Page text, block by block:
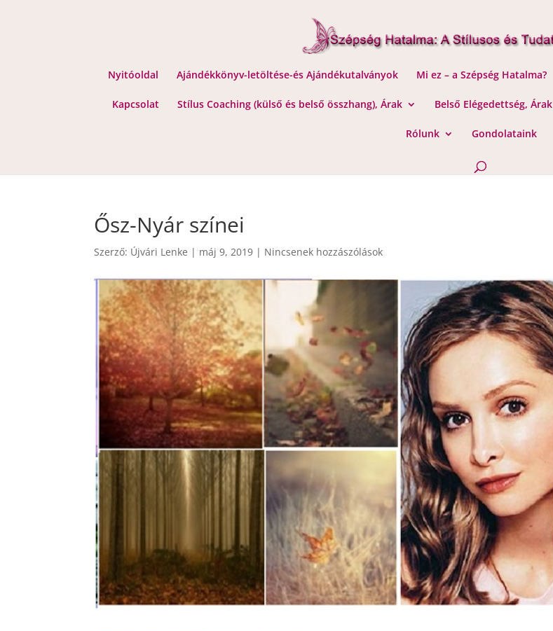
Nyitóoldal Ajándékkönyv-letöltése-és Ajándékutalványok Mi ez – a Szépség Hatalma?
Kapcsolat Stílus Coaching (külső és belső összhang), Árak Belső Elégedettség, Árak
Rólunk Gondolataink
Ősz-Nyár színei
Szerző: Újvári Lenke | máj 9, 2019 | Nincsenek hozzászólások